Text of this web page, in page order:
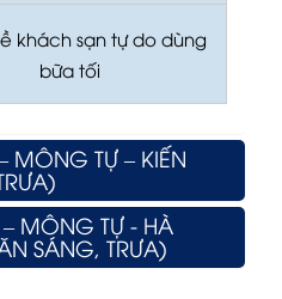
khách sạn tự do dùng
bữa tối
MÔNG TỰ – KIẾN
– MÔNG TỰ - HÀ
SÁNG, TRƯA)